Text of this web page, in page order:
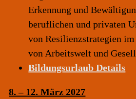
Erkennung und
beruflichen und privaten
von Resilienzstrategien
von Arbeitswelt und
Bildungsurlaub Details
8. – 12. März 2027